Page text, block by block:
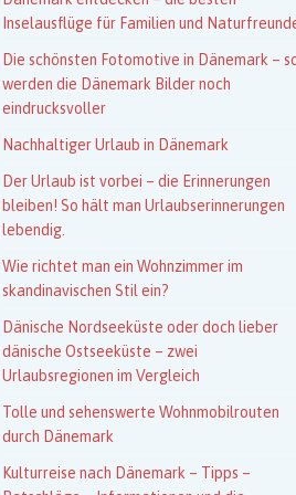
Inselausflüge für Familien und
Die schönsten Fotomotive in Dänemark –
werden die Dänemark Bilder noch
eindrucksvoller
Nachhaltiger Urlaub in Dänemark
Der Urlaub ist vorbei – die Erinnerungen
bleiben! So hält man Urlaubserinnerungen
lebendig.
Wie richtet man ein Wohnzimmer im
skandinavischen Stil ein?
Dänische Nordseeküste oder doch lieber
dänische Ostseeküste – zwei
Urlaubsregionen im Vergleich
Tolle und sehenswerte Wohnmobilrouten
durch Dänemark
Kulturreise nach Dänemark – Tipps –